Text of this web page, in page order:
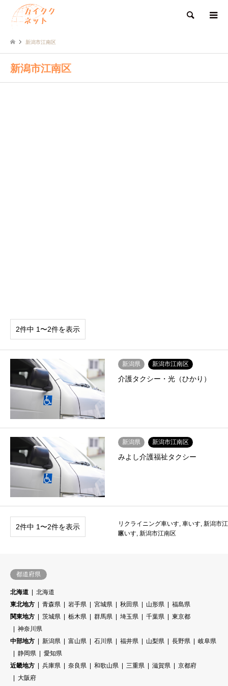
検索
新潟市江南区
新潟市江南区
2件中 1〜2件を表示
新潟県 新潟市江南区
介護タクシー・光（ひかり）
車いす, 新潟市江南区
新潟県 新潟市江南区
みよし介護福祉タクシー
リクライニング車いす, 車いす, 新潟市
区
2件中 1〜2件を表示
都道府県
北海道
北海道
東北地方
青森県 岩手県 宮城県 秋田県 山形県
福島県
関東地方
茨城県 栃木県 群馬県 埼玉県 千葉県
東京都
神奈川県
中部地方
新潟県 富山県 石川県 福井県 山梨県 長野県
岐阜県
静岡県
愛知県
近畿地方
兵庫県 奈良県 和歌山県 三重県 滋賀県
京都府
大阪府